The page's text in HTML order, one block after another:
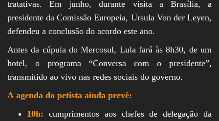
tratativas. Em junho, durante visita a Brasília, a
presidente da Comissão Europeia, Ursula Von der Leyen,
defendeu a conclusão do acordo este ano.
Antes da cúpula do Mercosul, Lula fará às 8h30, de um
hotel, o programa “Conversa com o presidente”,
transmitido ao vivo nas redes sociais do governo.
A agenda do petista ainda prevê:
10h: cumprimentos aos chefes de delegação da